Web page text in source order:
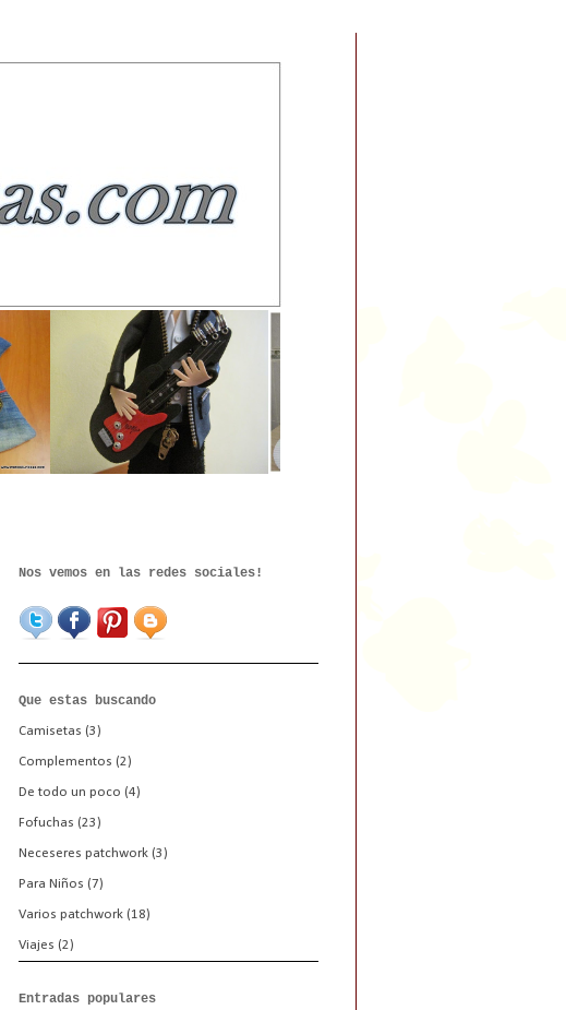
Nos vemos en las redes sociales!
Que estas buscando
Camisetas (3)
Complementos (2)
De todo un poco (4)
Fofuchas (23)
Neceseres patchwork (3)
Para Niños (7)
Varios patchwork (18)
Viajes (2)
Entradas populares